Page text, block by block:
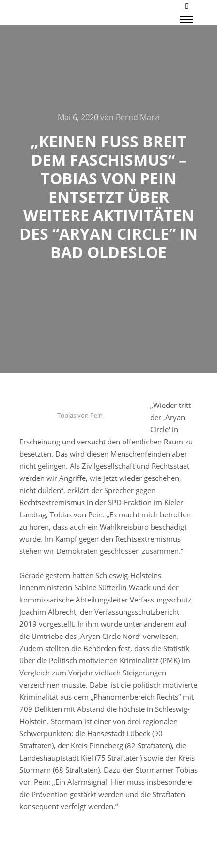
Mehr
Mai 6, 2020von Bernd Marzi
„KEINEN FUSS BREIT D
EM FASCHISMUS“ – T
OBIAS VON PEIN E
NTSETZT ÜBER W
EITERE AKTIVITÄTEN D
ES “ARYAN CIRCLE” IN B
AD OLDESLOE
Tobias von Pein
„Wieder tritt
der ‚Aryan
Circle‘ in
Erscheinung und versucht den öffentlichen Raum zu
besetzten. Das wird diesen Menschenfeinden aber
nicht gelingen. Als Zivilgesellschaft und Rechtsstaat
werden wir Angriffe, wie jetzt wieder geschehen,
nicht dulden“, erklärt der Sprecher gegen
Rechtsextremismus in der SPD-Fraktion im Kieler
Landtag, Tobias von Pein. „Es macht mich betroffen
zu hören, dass auch ein Wahlkreisbüro beschädigt
wurde. Im Kampf gegen den Rechtsextremismus
stehen wir Demokraten geschlossen zusammen.“
Gerade gestern hatten Schleswig-Holsteins
Innenministerin Sabine Sütterlin-Waack und der
kommissarische Abteilungsleiter Verfassungsschutz,
Joachim Albrecht, den Verfassungsschutzbericht
2019 vorgestellt. In ihm wurde unter anderem auf
die Umtriebe des ‚Aryan Circle Nord‘ verwiesen.
Zudem stellten die Behörden fest, dass die Statistik
über die Politisch motivierten Kriminalität (PMK) im
Vergleich zum Vorjahr vielfach Steigerungen
verzeichnen musste. Dabei ist die politisch motivierte
Kriminalität aus dem „Phänomenbereich Rechts“ mit
709 Delikten mit Abstand die höchste in Schleswig-
Holstein. Stormarn ist einer von drei regionalen
Schwerpunkten: die Hansestadt Lübeck (90
Straftaten), der Kreis Pinneberg (82 Straftaten), die
Landeshauptstadt Kiel (75 Straftaten) sowie der Kreis
Stormarn (68 Straftaten). Dazu der Stormarner Tobias
von Pein: „Ein Alarmsignal. Hier muss insbesondere
die Prävention gestärkt werden und die Straftaten
konsequent verfolgt werden.“